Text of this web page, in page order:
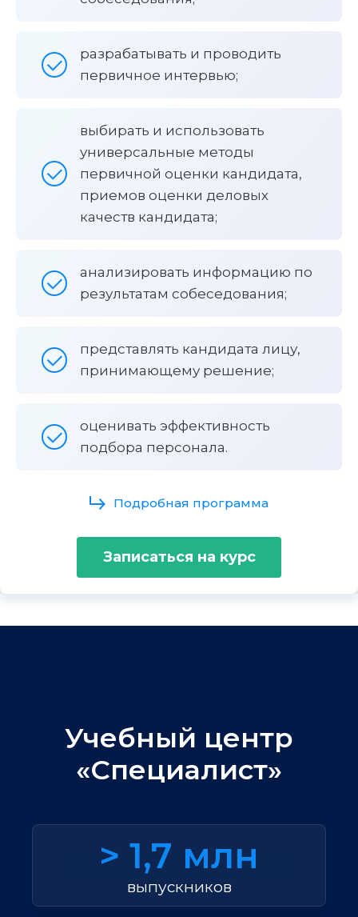
разрабатывать и проводить
первичное интервью;
выбирать и использовать
универсальные методы
первичной оценки кандидата,
приемов оценки деловых
качеств кандидата;
анализировать информацию по
результатам собеседования;
представлять кандидата лицу,
принимающему решение;
оценивать эффективность
подбора персонала.
Подробная программа
Записаться на курс
Учебный центр
«Специалист»
> 1,7 млн
выпускников